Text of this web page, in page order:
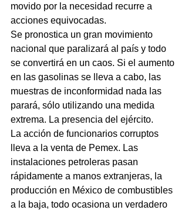
movido por la necesidad recurre a
acciones equivocadas.
Se pronostica un gran movimiento
nacional que paralizará al país y todo
se convertirá en un caos. Si el aumento
en las gasolinas se lleva a cabo, las
muestras de inconformidad nada las
parará, sólo utilizando una medida
extrema. La presencia del ejército.
La acción de funcionarios corruptos
lleva a la venta de Pemex. Las
instalaciones petroleras pasan
rápidamente a manos extranjeras, la
producción en México de combustibles
a la baja, todo ocasiona un verdadero